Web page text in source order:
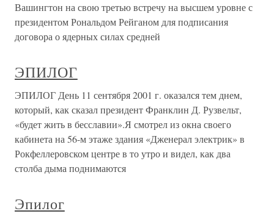
Вашингтон на свою третью встречу на высшем уровне с
президентом Рональдом Рейганом для подписания
договора о ядерных силах средней
ЭПИЛОГ
ЭПИЛОГ День 11 сентября 2001 г. оказался тем днем,
который, как сказал президент Франклин Д. Рузвельт,
«будет жить в бесславии».Я смотрел из окна своего
кабинета на 56-м этаже здания «Дженерал электрик» в
Рокфеллеровском центре в то утро и видел, как два
столба дыма поднимаются
Эпилог